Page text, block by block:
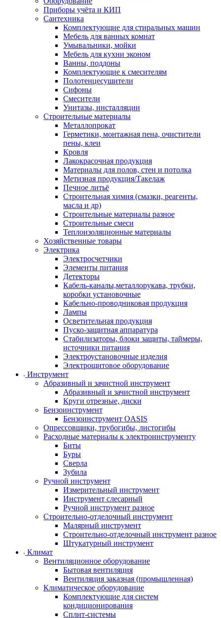
Приборы учёта и КИП
Сантехника
Комплектующие для стиральных машин
Мебель для ванных комнат
Умывальники, мойки
Мебель для кухни эконом
Ванны, поддоны
Комплектующие к смесителям
Полотенцесушители
Сифоны
Смесители
Унитазы, инсталляции
Строительные материалы
Металлопрокат
Герметики, монтажная пена, очистители
пены, клеи
Кровля
Лакокрасочная продукция
Материалы для полов, стен и потолка
Метизная продукция/Такелаж
Печное литьё
Строительная химия (смазки, реагенты,
масла и др)
Строительные материалы разное
Строительные смеси
Теплоизоляционные материалы
Хозяйственные товары
Электрика
Электросчетчики
Элементы питания
Детекторы
Кабель-каналы,металлорукава, трубки,
коробки установочные
Кабельно-проводниковая продукция
Лампы
Осветительная продукция
Пуско-защитная аппаратура
Стабилизаторы, блоки защиты, таймеры,
источники питания
Электроустановочные изделия
Электрощитовое оборудование
Инструмент
Абразивный и зачистной инструмент
Абразивный и зачистной инструмент
Круги отрезные, диски
Бензоинструмент
Бензоинструмент OASIS
Опрессовщики, трубогибы, листогибы
Расходные материалы к электроинструменту
Биты
Буры
Сверла
Зубила
Ручной инструмент
Измерительный инструмент
Инструмент слесарный
Ручной инструмент разное
Строительно-отделочный инструмент
Малярный инструмент
Строительно-отделочный инструмент разное
Штукатурный инструмент
Климат
Вентиляционное оборудование
Бытовая вентиляция
Вентиляция заказная (промышленная)
Климатическое оборудование
Комплектующие для систем
кондиционирования
Сплит-системы